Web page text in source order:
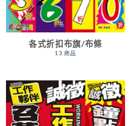
各式折扣布旗/布條
13 商品